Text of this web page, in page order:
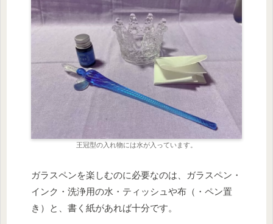
王冠型の入れ物には水が入っています。
ガラスペンを楽しむのに必要なのは、ガラスペン・
インク・洗浄用の水・ティッシュや布（・ペン置
き）と、書く紙があれば十分です。